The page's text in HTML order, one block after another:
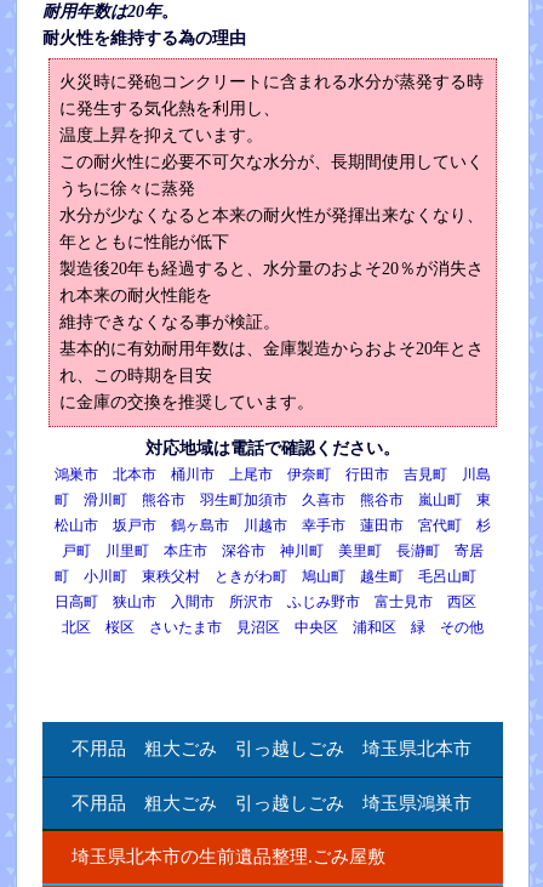
耐用年数は20年。
耐火性を維持する為の理由
火災時に発砲コンクリートに含まれる水分が蒸発する時
に発生する気化熱を利用し、
温度上昇を抑えています。
この耐火性に必要不可欠な水分が、長期間使用していく
うちに徐々に蒸発
水分が少なくなると本来の耐火性が発揮出来なくなり、
年とともに性能が低下
製造後20年も経過すると、水分量のおよそ20％が消失さ
れ本来の耐火性能を
維持できなくなる事が検証。
基本的に有効耐用年数は、金庫製造からおよそ20年とさ
れ、この時期を目安
に金庫の交換を推奨しています。
対応地域は電話で確認ください。
鴻巣市 北本市 桶川市 上尾市 伊奈町 行田市 吉見町 川島
町 滑川町 熊谷市 羽生町加須市 久喜市 熊谷市 嵐山町 東
松山市 坂戸市 鶴ヶ島市 川越市 幸手市 蓮田市 宮代町 杉
戸町 川里町 本庄市 深谷市 神川町 美里町 長瀞町 寄居
町 小川町 東秩父村 ときがわ町 鳩山町 越生町 毛呂山町
日高町 狭山市 入間市 所沢市 ふじみ野市 富士見市 西区
北区 桜区 さいたま市 見沼区 中央区 浦和区 緑 その他
不用品 粗大ごみ 引っ越しごみ 埼玉県北本市
不用品 粗大ごみ 引っ越しごみ 埼玉県鴻巣市
埼玉県北本市の生前遺品整理.ごみ屋敷